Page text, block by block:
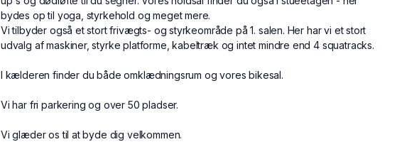
bydes op til yoga, styrkehold og meget mere.
Vi tilbyder også et stort frivægts- og styrkeområde på 1. salen. Her har vi et stort
udvalg af maskiner, styrke platforme, kabeltræk og intet mindre end 4 squatracks.
I kælderen finder du både omklædningsrum og vores bikesal.
Vi har fri parkering og over 50 pladser.
Vi glæder os til at byde dig velkommen.